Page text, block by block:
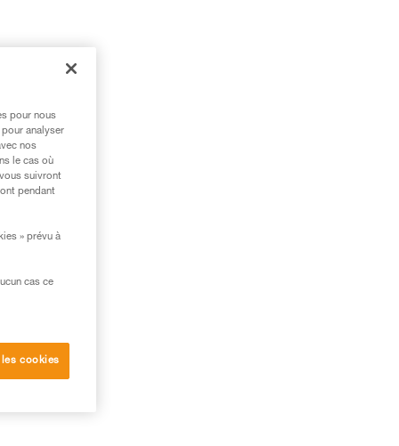
pour nous
analyser
nos
le cas où
suivront
pendant
» prévu à
cas ce
cookies